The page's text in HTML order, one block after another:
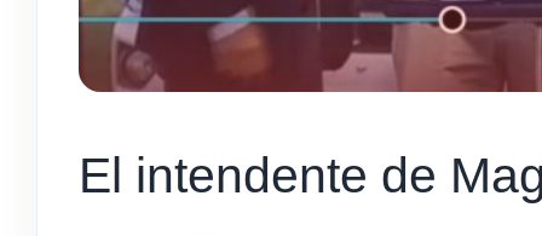
El intendente de